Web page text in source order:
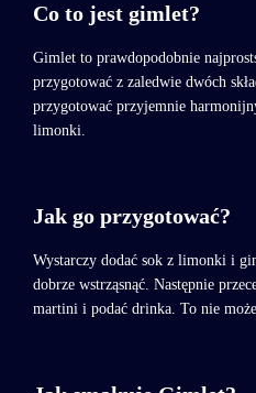
Co to jest gimlet?
Gimlet to prawdopodobnie
przygotować z zaledwie dwóch
przygotować przyjemnie
limonki.
Jak go przygotować?
Wystarczy dodać sok z limonki i
dobrze wstrząsnąć. Następnie
martini i podać drinka. To nie